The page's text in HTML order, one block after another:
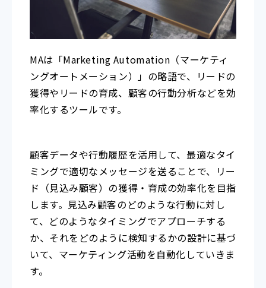
MAは「Marketing Automation（マーケティ
ングオートメーション）」の略語で、リードの
獲得やリードの育成、顧客の行動分析などを効
率化するツールです。
顧客データや行動履歴を活用して、最適なタイ
ミングで適切なメッセージを送ることで、リー
ド（見込み顧客）の獲得・育成の効率化を目指
します。見込み顧客のどのような行動に対し
て、どのようなタイミングでアプローチする
か、それをどのように検知するかの設計に基づ
いて、マーケティング活動を自動化していきま
す。